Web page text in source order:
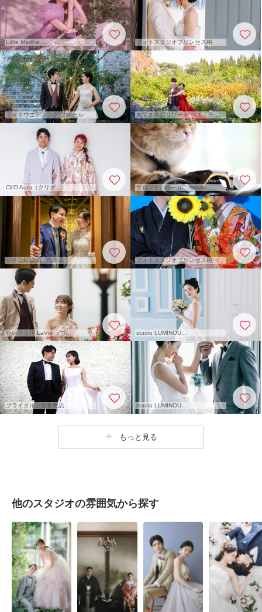
Little Martha ... フォトスタジオプリンセス柏
フォトウエディング フルール あてま高原リゾート ベルナテ...
Cli’O Aura（クリオ... サロンドパルール salon...
小さな結婚式 熊本店 フォトスタジオプリンセス柏
セレス立川 LaVie ラヴ... studio LUMINOU...
ブライダル三松倉敷店 studio LUMINOU...
もっと見る
他のスタジオの雰囲気から探す
ナチュラル 和風 シンプル